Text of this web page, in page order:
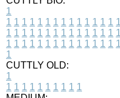
1
1 1 1 1 1 1 1 1 1 1 1 1 1 1 1
1 1 1 1 1 1 1 1 1 1 1 1 1 1 1
1 1 1 1 1 1 1 1 1 1 1 1 1 1 1
1
CUTTLY OLD:
1
1 1 1 1 1 1 1 1 1 1